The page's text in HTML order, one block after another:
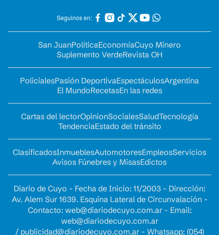
Seguinos en:
San JuanPolíticaEconomíaCuyo Minero
Suplemento VerdeRevista OH
PolicialesPasión DeportivaEspectáculosArgentina
El MundoRecetasEn las redes
Cartas del lectorOpinionSocialesSaludTecnología
TendenciaEstado del tránsito
ClasificadosInmueblesAutomotoresEmpleosServicios
Avisos Fúnebres y MisasEdictos
Diario de Cuyo - Fecha de Inicio: 11/2003 - Dirección:
Av. Alem Sur 1639. Esquina Lateral de Circunvalación -
Contacto: web@diariodecuyo.com.ar- Email:
web@diariodecuyo.com.ar
/ publicidad@diariodecuyo.com.ar- Whatsapp: (054)